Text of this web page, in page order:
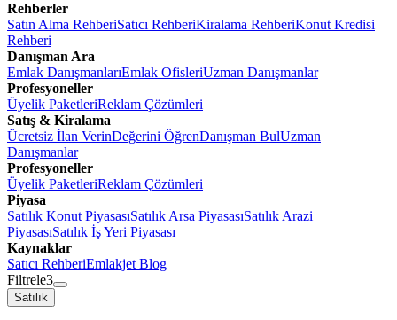
Rehberler
Satın Alma RehberiSatıcı RehberiKiralama RehberiKonut Kredisi
Rehberi
Danışman Ara
Emlak DanışmanlarıEmlak OfisleriUzman Danışmanlar
Profesyoneller
Üyelik PaketleriReklam Çözümleri
Satış & Kiralama
Ücretsiz İlan VerinDeğerini ÖğrenDanışman BulUzman
Danışmanlar
Profesyoneller
Üyelik PaketleriReklam Çözümleri
Piyasa
Satılık Konut PiyasasıSatılık Arsa PiyasasıSatılık Arazi
PiyasasıSatılık İş Yeri Piyasası
Kaynaklar
Satıcı RehberiEmlakjet Blog
Filtrele3
Satılık